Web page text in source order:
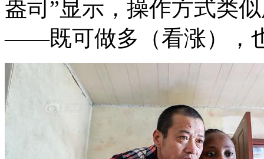
盎司”显示，操作方式类
——既可做多（看涨），